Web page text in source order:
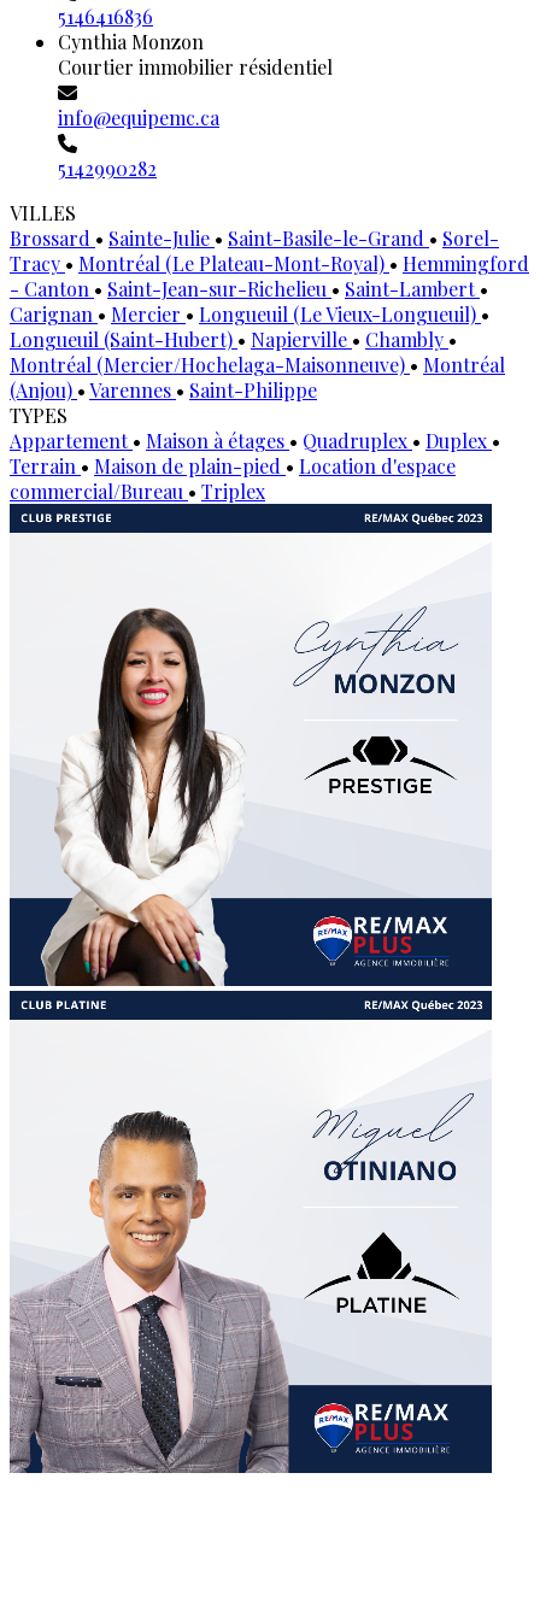
5146416836
Cynthia Monzon
Courtier immobilier résidentiel
info@equipemc.ca
5142990282
VILLES
Brossard • Sainte-Julie • Saint-Basile-le-Grand • Sorel-
Tracy • Montréal (Le Plateau-Mont-Royal) • Hemmingford
- Canton • Saint-Jean-sur-Richelieu • Saint-Lambert•
Carignan • Mercier • Longueuil (Le Vieux-Longueuil) •
Longueuil (Saint-Hubert) • Napierville • Chambly •
Montréal (Mercier/Hochelaga-Maisonneuve) • Montréal
(Anjou) •Varennes • Saint-Philippe
TYPES
Appartement• Maison à étages • Quadruplex • Duplex •
Terrain • Maison de plain-pied • Location d'espace
commercial/Bureau • Triplex